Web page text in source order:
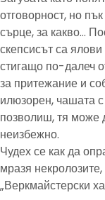
отговорност, но
сърце, за какво…
скепсисът са
стигащо по-далеч
за притежание и
илюзорен, чашата
позволиш, тя може
неизбежно.
Чудех се как да
мразя
„Веркмайстерски